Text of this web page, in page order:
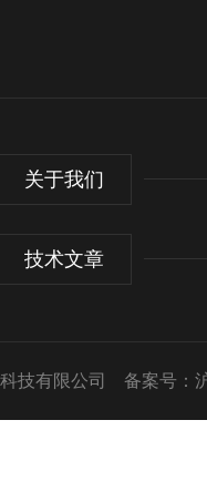
关于我们
技术文章
技有限公司 备案号：